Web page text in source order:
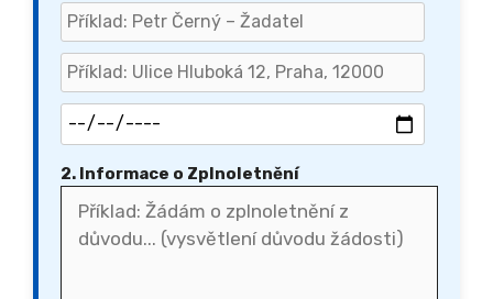
2. Informace o Zplnoletnění